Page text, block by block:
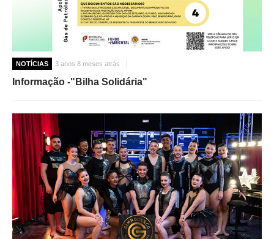
NOTÍCIAS 3 anos 8 meses atrás
Informação -"Bilha Solidária"